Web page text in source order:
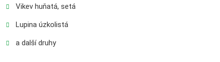
Vikev huňatá, setá
Lupina úzkolistá
a další druhy